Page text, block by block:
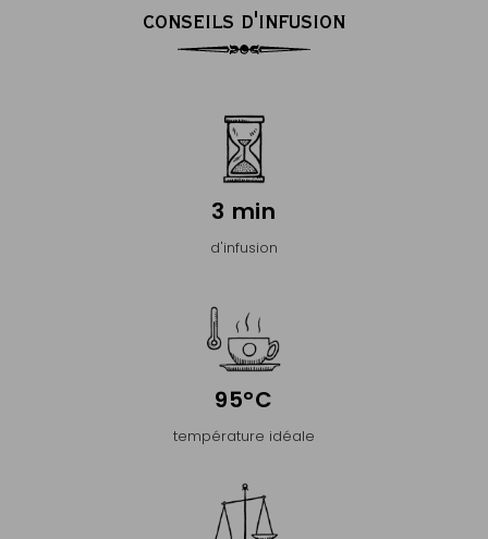
CONSEILS D'INFUSION
3 min
d'infusion
95°C
température idéale